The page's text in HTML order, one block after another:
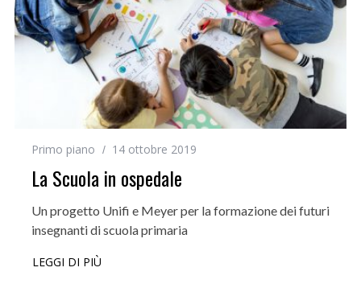
Primo piano 14 ottobre 2019
La Scuola in ospedale
Un progetto Unifi e Meyer per la formazione dei futuri
insegnanti di scuola primaria
LEGGI DI PIÙ